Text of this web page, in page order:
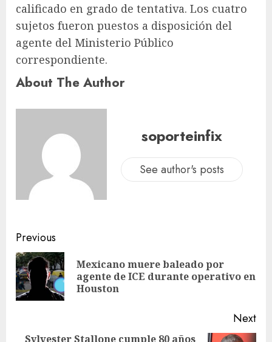
calificado en grado de tentativa. Los cuatro
sujetos fueron puestos a disposición del
agente del Ministerio Público
correspondiente.
About The Author
soporteinfix
See author's posts
Previous
Mexicano muere baleado por
agente de ICE durante operativo en
Houston
Next
Sylvester Stallone cumple 80 años